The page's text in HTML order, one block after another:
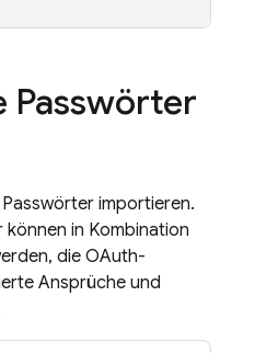
Passwörter
importieren.
in Kombination
die OAuth-
Ansprüche und